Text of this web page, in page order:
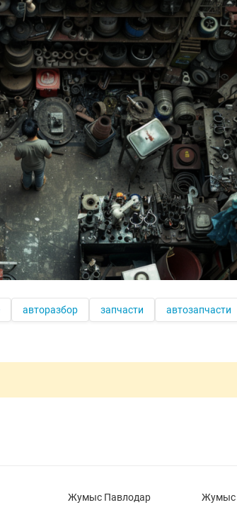
авторазбор запчасти автозапчасти
Жумыс Павлодар Жумыс